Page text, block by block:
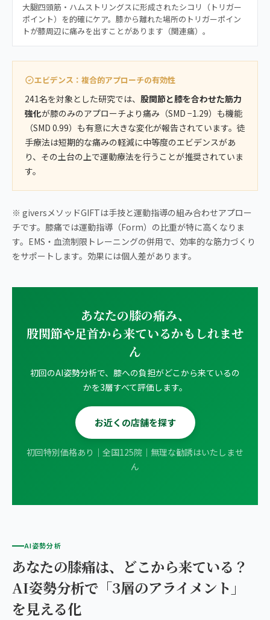
大腿四頭筋・ハムストリングスに形成されたシコリ（トリガー
ポイント）を的確にケア。膝から離れた場所のトリガーポイン
トが膝周辺に痛みを出すことがあります（関連痛）。
エビデンス：複合的アプローチの有効性
241名を対象とした研究では、 股関節と膝を合わせた筋力
強化が膝のみのアプローチより痛み（SMD −1.29）も機能
（SMD 0.99）も有意に大きな変化が報告されています。徒
手療法は短期的な痛みの軽減に中等度のエビデンスがあ
り、その土台の上で運動療法を行うことが推奨されていま
す。
※ giversメソッドGIFTは手技と運動指導の組み合わせアプロー
チです。膝痛では運動指導（Form）の比重が特に高くなりま
す。EMS・血流制限トレーニングの併用で、効率的な筋力づくり
をサポートします。効果には個人差があります。
あなたの膝の痛み、
股関節や足首から来ているかもしれませ
ん
初回のAI姿勢分析で、膝への負担がどこから来ているの
かを3層すべて評価します。
お近くの店舗を探す
初回特別価格あり｜全国125院｜無理な勧誘はいたしませ
ん
AI姿勢分析
あなたの膝痛は、どこから来ている？
AI姿勢分析で「3層のアライメント」
を見える化